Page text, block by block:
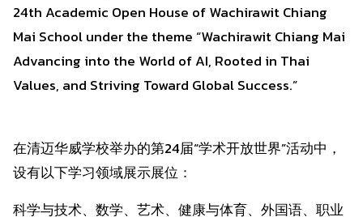
24th Academic Open House of Wachirawit Chiang
Mai School under the theme “Wachirawit Chiang Mai
Advancing into the World of AI, Rooted in Thai
Values, and Striving Toward Global Success.”
在清迈华威学校举办的第24届“学术开放世界”活动中，
设有以下学习领域展示展位：
科学与技术、数学、艺术、健康与体育、外国语、职业